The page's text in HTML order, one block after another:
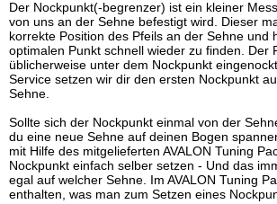
Der Nockpunkt(-begrenzer) ist ein kleiner
von uns an der Sehne befestigt wird. Dieser
korrekte Position des Pfeils an der Sehne und
optimalen Punkt schnell wieder zu finden. Der
üblicherweise unter dem Nockpunkt
Service setzen wir dir den ersten Nockpunkt
Sehne.
Sollte sich der Nockpunkt einmal von der
du eine neue Sehne auf deinen Bogen
mit Hilfe des mitgelieferten AVALON Tuning
Nockpunkt einfach selber setzen - Und das
egal auf welcher Sehne. Im AVALON Tuning
enthalten, was man zum Setzen eines